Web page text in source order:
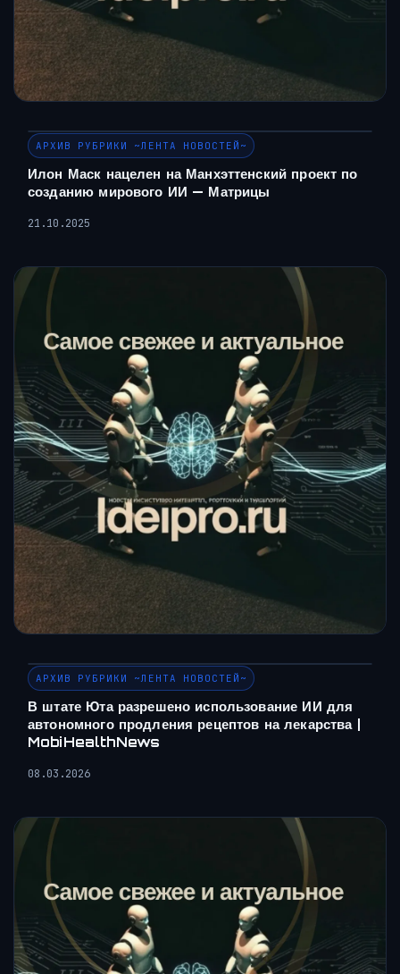
АРХИВ РУБРИКИ ~ЛЕНТА НОВОСТЕЙ~
Илон Маск нацелен на Манхэттенский проект по
созданию мирового ИИ — Матрицы
21.10.2025
АРХИВ РУБРИКИ ~ЛЕНТА НОВОСТЕЙ~
В штате Юта разрешено использование ИИ для
автономного продления рецептов на лекарства |
MobiHealthNews
08.03.2026